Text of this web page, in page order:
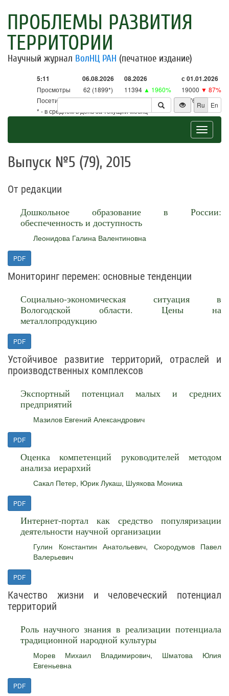
ПРОБЛЕМЫ РАЗВИТИЯ
ТЕРРИТОРИИ
Научный журнал ВолНЦ РАН (печатное издание)
5:11 06.08.2026 08.2026 с 01.01.2026
Просмотры 62 (1899*) 11394 ▲ 1960% 19000 ▼ 87%
Посетители
62 (1865*) 11191▲ 2623% 18761▼ 86%
* - в среднем в день за текущий месяц
Ru En
Toggle
Выпуск №5 (79), 2015
От редакции
Дошкольное образование в России:
обеспеченность и доступность
Леонидова Галина Валентиновна
PDF
Мониторинг перемен: основные тенденции
Социально-экономическая ситуация в
Вологодской области. Цены на
металлопродукцию
PDF
Устойчивое развитие территорий, отраслей и
производственных комплексов
Экспортный потенциал малых и средних
предприятий
Мазилов Евгений Александрович
PDF
Оценка компетенций руководителей методом
анализа иерархий
Сакал Петер, Юрик Лукаш, Шуякова Моника
PDF
Интернет-портал как средство популяризации
деятельности научной организации
Гулин Константин Анатольевич, Скородумов Павел
Валерьевич
PDF
Качество жизни и человеческий потенциал
территорий
Роль научного знания в реализации потенциала
традиционной народной культуры
Морев Михаил Владимирович, Шматова Юлия
Евгеньевна
PDF